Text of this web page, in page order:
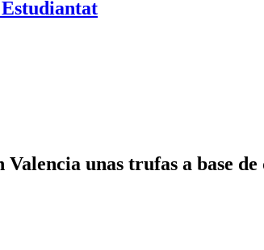
unas trufas a base